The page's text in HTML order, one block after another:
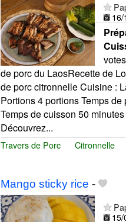
16/
de porc du LaosRecette de
de porc citronnelle Cuisine :
Portions 4 portions Temps
Temps de cuisson 50
Découvrez...
Travers de Porc Citronnelle
Mango sticky rice -
15/